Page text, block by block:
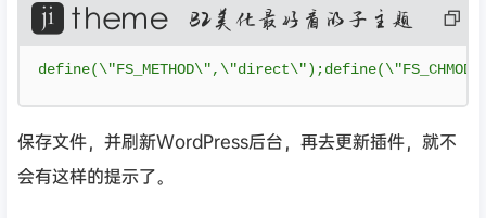
码
define(\"FS_METHOD\", \"direct\");define(
保存文件，并刷新WordPress后台，再去更新插件，就不
会有这样的提示了。